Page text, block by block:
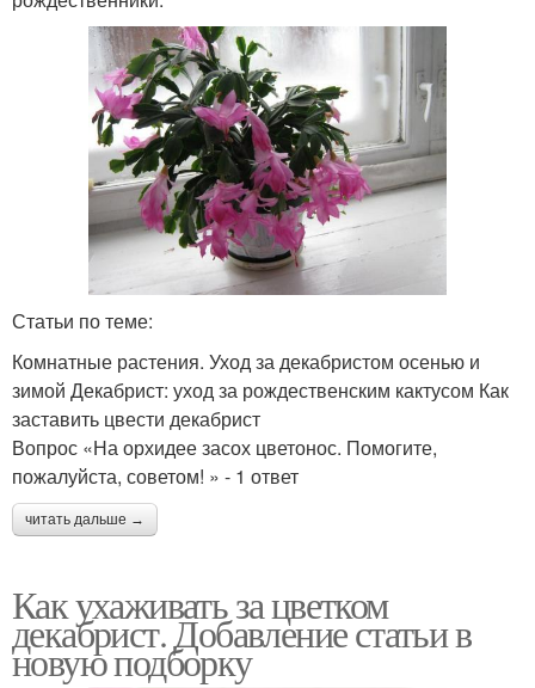
Статьи по теме:
Комнатные растения. Уход за декабристом осенью и
зимой Декабрист: уход за рождественским кактусом Как
заставить цвести декабрист
Вопрос «На орхидее засох цветонос. Помогите,
пожалуйста, советом! » - 1 ответ
читать дальше →
Как ухаживать за цветком
декабрист. Добавление статьи в
новую подборку